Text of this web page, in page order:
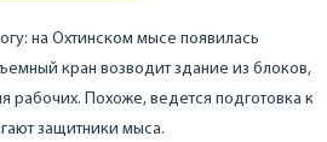
на Охтинском мысе появилась
кран возводит здание из блоков,
рабочих. Похоже, ведется подготовка к
защитники мыса.